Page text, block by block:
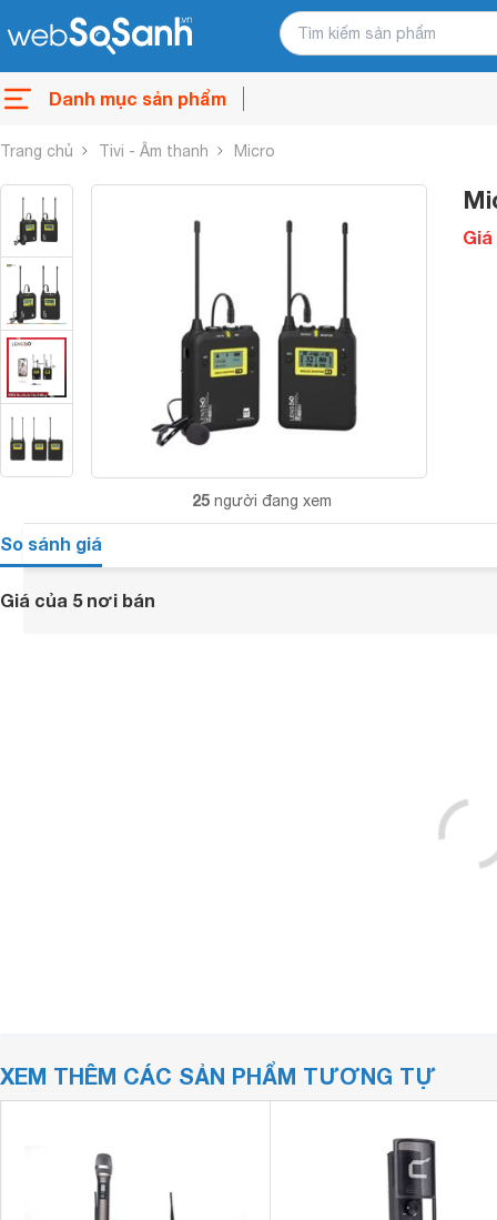
Danh mục sản phẩm
Trang chủ Tivi - Âm thanh Micro
25 người đang xem
Giá
So sánh giá
Giá của 5 nơi bán
XEM THÊM CÁC SẢN PHẨM TƯƠNG TỰ